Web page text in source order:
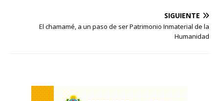
SIGUIENTE
El chamamé, a un paso de ser Patrimonio Inmaterial de la
Humanidad